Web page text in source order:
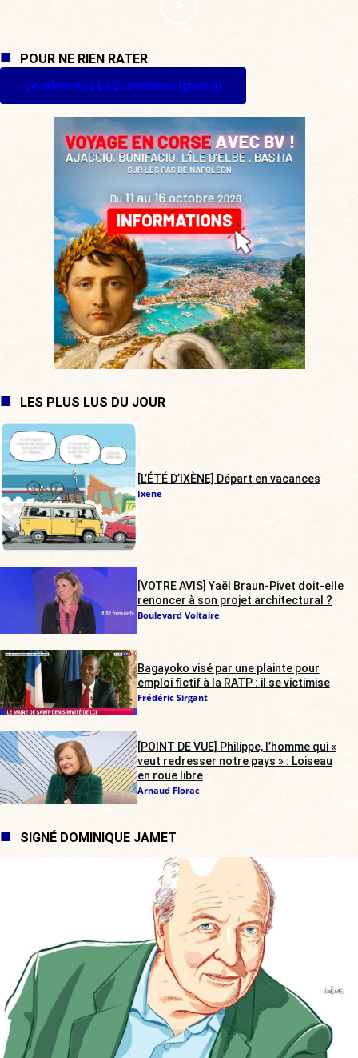
POUR NE RIEN RATER
Je m'inscris à La Quotidienne (gratuit)
LES PLUS LUS DU JOUR
[L’ÉTÉ D’IXÈNE] Départ en vacances
Ixene
[VOTRE AVIS] Yaël Braun-Pivet doit-elle
renoncer à son projet architectural ?
Boulevard Voltaire
Bagayoko visé par une plainte pour
emploi fictif à la RATP : il se victimise
Frédéric Sirgant
[POINT DE VUE] Philippe, l’homme qui «
veut redresser notre pays » : Loiseau
en roue libre
Arnaud Florac
SIGNÉ DOMINIQUE JAMET